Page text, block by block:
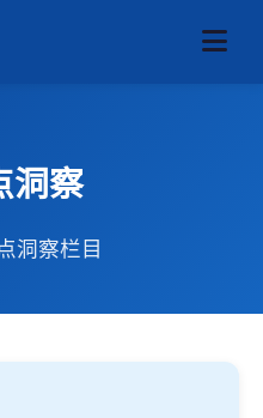
洞察
洞察栏目